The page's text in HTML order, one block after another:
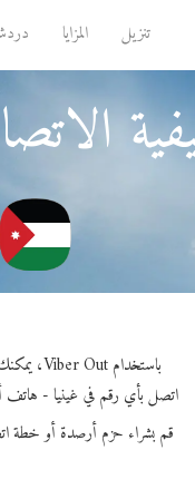
تنزيل المزايا
باستخدام Viber Out، يمكنك إجراء مكالمات عالية الجودة إلى غينيا من الأردن.
اتصل بأي رقم في غينيا - هاتف أرضي أو
قم بشراء حزم أرصدة أو خطة